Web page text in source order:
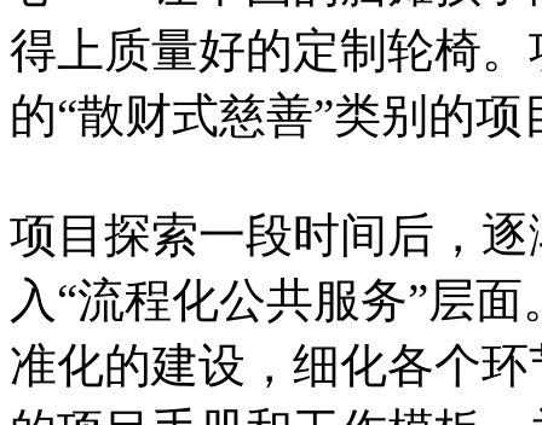
得上质量好的定制轮椅
的“散财式慈善”类别的项
项目探索一段时间后，
入“流程化公共服务”层
准化的建设，细化各个